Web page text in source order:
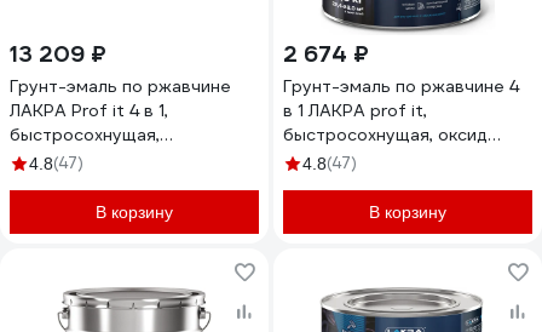
13 209 ₽
Грунт-эмаль по ржавчине
ЛАКРА Prof it 4 в 1,
быстросохнущая,
шоколадно-коричневая, ral
ЛА-00001622
4.8(47)
В корзину
2 674 ₽
Грунт-эмаль по ржавчине 4
в 1 ЛАКРА prof it,
быстросохнущая, оксид
красный, ral 3009, 2.8 кг
4.8(47)
В корзину